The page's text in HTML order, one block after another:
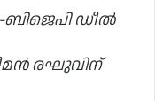
ഡീൽ
രഘുവിന്